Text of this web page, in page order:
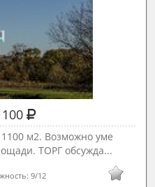
100
м2. Возможно уме
ТОРГ обсужда...
9/12